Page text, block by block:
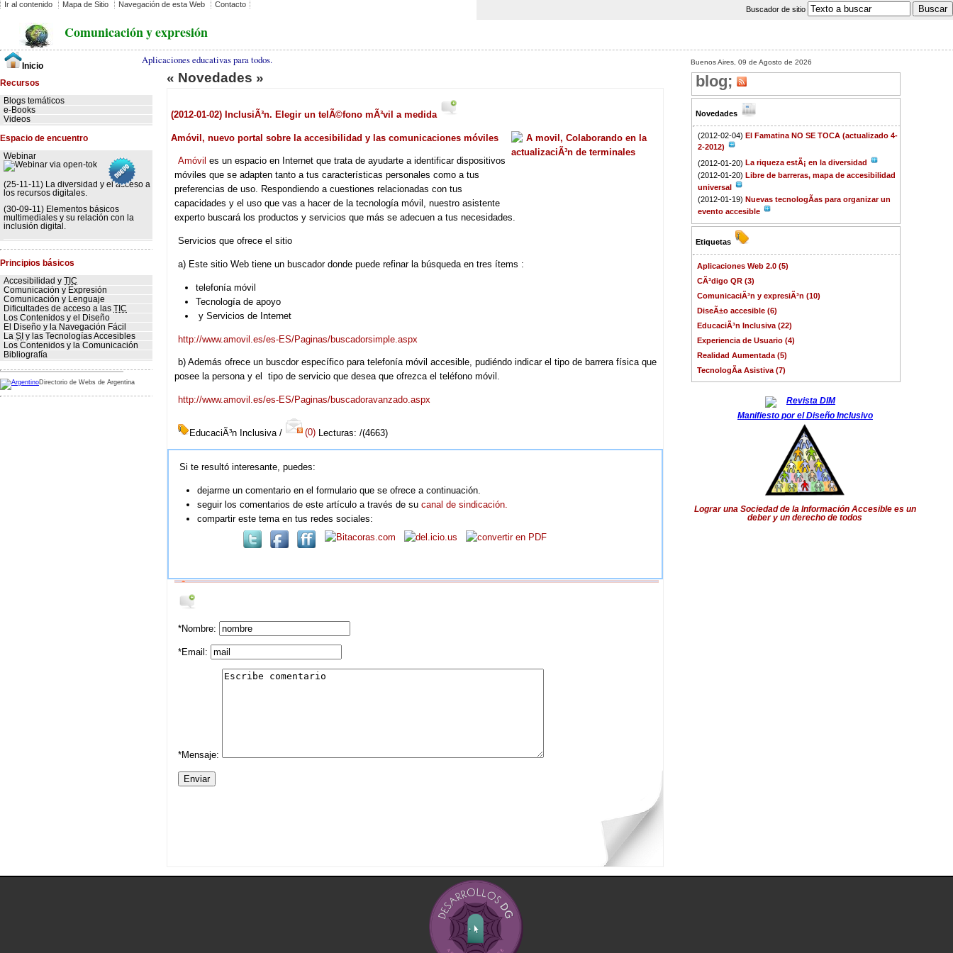
Ir al contenido Mapa de Sitio Navegación de esta Web Contacto
Buscador de sitio
Comunicación y expresión
Aplicaciones educativas para todos.
Inicio
Recursos
Blogs temáticos
e-Books
Videos
Espacio de encuentro
Webinar
(25-11-11) La diversidad y el acceso a
los recursos digitales.
(30-09-11) Elementos básicos
multimediales y su relación con la
inclusión digital.
Principios básicos
Accesibilidad y TIC
Comunicación y Expresión
Comunicación y Lenguaje
Dificultades de acceso a las TIC
Los Contenidos y el Diseño
El Diseño y la Navegación Fácil
La SI y las Tecnologías Accesibles
Los Contenidos y la Comunicación
Bibliografía
Directorio de Webs de Argentina
« Novedades »
(2012-01-02) InclusiÃ³n. Elegir un telÃ©fono mÃ³vil a medida
Amóvil, nuevo portal sobre la accesibilidad y las comunicaciones móviles
Amóvil es un espacio en Internet que trata de ayudarte a identificar dispositivos
móviles que se adapten tanto a tus características personales como a tus
preferencias de uso. Respondiendo a cuestiones relacionadas con tus
capacidades y el uso que vas a hacer de la tecnología móvil, nuestro asistente
experto buscará los productos y servicios que más se adecuen a tus necesidades.
Servicios que ofrece el sitio
a) Este sitio Web tiene un buscador donde puede refinar la búsqueda en tres ítems :
telefonía móvil
Tecnología de apoyo
y Servicios de Internet
http://www.amovil.es/es-ES/Paginas/buscadorsimple.aspx
b) Además ofrece un buscdor específico para telefonía móvil accesible, pudiéndo indicar el tipo de barrera física que
posee la persona y el tipo de servicio que desea que ofrezca el teléfono móvil.
http://www.amovil.es/es-ES/Paginas/buscadoravanzado.aspx
EducaciÃ³n Inclusiva / (0)Lecturas: /(4663)
Si te resultó interesante, puedes:
dejarme un comentario en el formulario que se ofrece a continuación.
seguir los comentarios de este artículo a través de sucanal de sindicación.
compartir este tema en tus redes sociales:
*Nombre:
*Email:
*Mensaje:
Buenos Aires, 09 de Agosto de 2026
blog;
Novedades
(2012-02-04)El Famatina NO SE TOCA (actualizado 4-
2-2012)
(2012-01-20) La riqueza estÃ¡ en la diversidad
(2012-01-20)Libre de barreras, mapa de accesibilidad
universal
(2012-01-19) Nuevas tecnologÃ­as para organizar un
evento accesible
Etiquetas
Aplicaciones Web 2.0 (5)
CÃ³digo QR (3)
ComunicaciÃ³n y expresiÃ³n (10)
DiseÃ±o accesible (6)
EducaciÃ³n Inclusiva (22)
Experiencia de Usuario (4)
Realidad Aumentada (5)
TecnologÃ­a Asistiva (7)
Manifiesto por el Diseño Inclusivo
Lograr una Sociedad de la Información Accesible es un
deber y un derecho de todos